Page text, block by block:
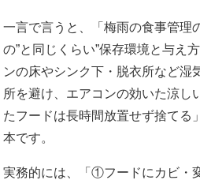
一言で言うと、「梅雨の食事管理
の”と同じくらい”保存環境と与え
ンの床やシンク下・脱衣所など湿
所を避け、エアコンの効いた涼し
たフードは長時間放置せず捨てる
本です。
実務的には、「①フードにカビ・